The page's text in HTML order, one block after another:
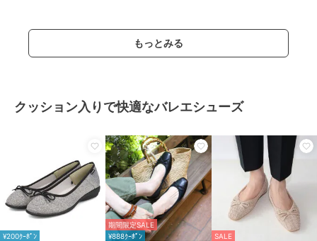
もっとみる
クッション入りで快適なバレエシューズ
¥200ｸｰﾎﾟﾝ
期間限定SALE
¥888ｸｰﾎﾟﾝ
SALE